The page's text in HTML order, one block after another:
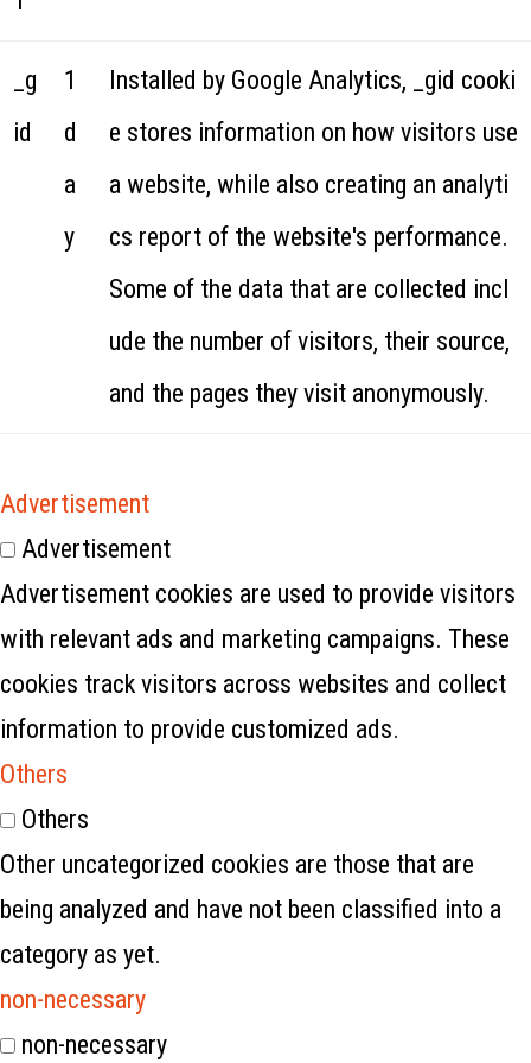
_g
id
1
d
a
y
Installed by Google Analytics, _gid cooki
e stores information on how visitors use
a website, while also creating an analyti
cs report of the website's performance.
Some of the data that are collected incl
ude the number of visitors, their source,
and the pages they visit anonymously.
Advertisement
Advertisement
Advertisement cookies are used to provide visitors
with relevant ads and marketing campaigns. These
cookies track visitors across websites and collect
information to provide customized ads.
Others
Others
Other uncategorized cookies are those that are
being analyzed and have not been classified into a
category as yet.
non-necessary
non-necessary